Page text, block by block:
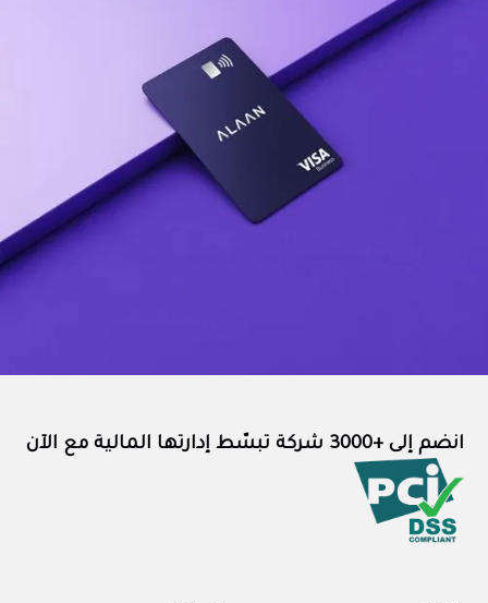
انضم إلى +3000 شركة تبسّط إدارتها المالية مع الآن